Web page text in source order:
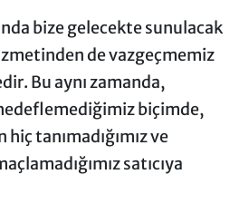
bize gelecekte sunulacak
de vazgeçmemiz
Bu aynı zamanda,
biçimde,
tanımadığımız ve
satıcıya